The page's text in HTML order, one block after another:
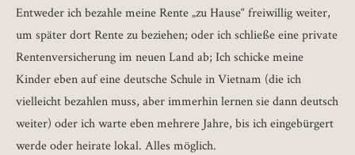
Entweder ich bezahle meine Rente „zu Hause“ freiwillig weiter,
um später dort Rente zu beziehen; oder ich schließe eine private
Rentenversicherung im neuen Land ab; Ich schicke meine
Kinder eben auf eine deutsche Schule in Vietnam (die ich
vielleicht bezahlen muss, aber immerhin lernen sie dann deutsch
weiter) oder ich warte eben mehrere Jahre, bis ich eingebürgert
werde oder heirate lokal. Alles möglich.